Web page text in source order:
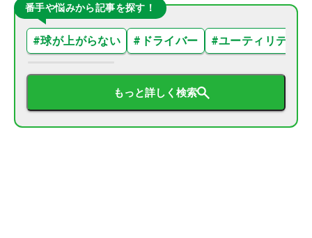
番手や悩みから記事を探す！
#球が上がらない # ドライバー #ユーティリティ
もっと詳しく検索